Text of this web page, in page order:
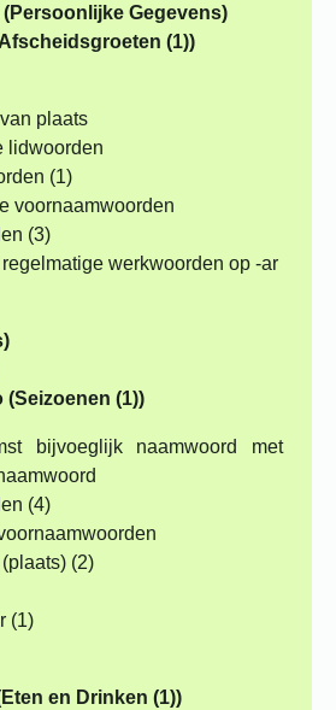
Gegevens)
(1))
plaats
lidwoorden
(1)
voornaamwoorden
(3)
regelmatige werkwoorden op -ar
(Seizoenen (1))
bijvoeglijk naamwoord met
(4)
(2)
(1)
en Drinken (1))